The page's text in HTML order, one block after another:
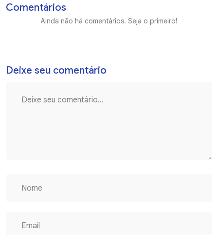
Comentários
Ainda não há comentários. Seja o primeiro!
Deixe seu comentário